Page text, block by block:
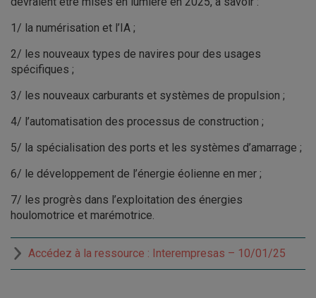
1/ la numérisation et l’IA ;
2/ les nouveaux types de navires pour des usages
spécifiques ;
3/ les nouveaux carburants et systèmes de propulsion ;
4/ l’automatisation des processus de construction ;
5/ la spécialisation des ports et les systèmes d’amarrage ;
6/ le développement de l’énergie éolienne en mer ;
7/ les progrès dans l’exploitation des énergies
houlomotrice et marémotrice.
Accédez à la ressource : Interempresas – 10/01/25